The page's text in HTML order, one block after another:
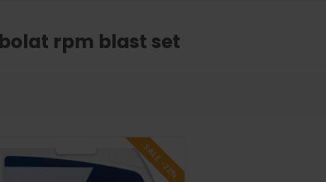
rpm blast set
SALE -22%